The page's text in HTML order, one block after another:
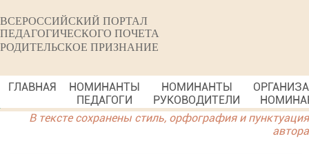
ВСЕРОССИЙСКИЙ ПОРТАЛ
ПЕДАГОГИЧЕСКОГО ПОЧЕТА
РОДИТЕЛЬСКОЕ ПРИЗНАНИЕ
ГЛАВНАЯ
НОМИНАНТЫ
ПЕДАГОГИ
НОМИНАНТЫ
РУКОВОДИТЕЛИ
В тексте сохранены стиль, орфография и пунктуация
автора